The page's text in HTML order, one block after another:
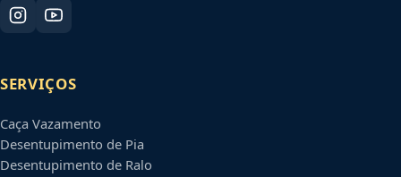
SERVIÇOS
Caça Vazamento
Desentupimento de Pia
Desentupimento de Ralo